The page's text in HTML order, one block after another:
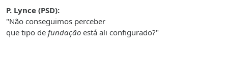
P. Lynce (PSD):
"Não conseguimos perceber
que tipo de fundação está ali configurado?"